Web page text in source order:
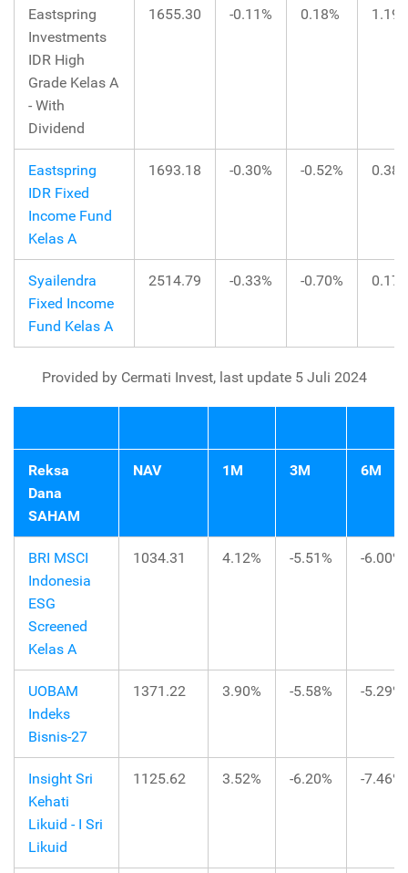
Eastspring
Investments
IDR High
Grade Kelas A
- With
Dividend
1655.30 -0.11% 0.18%
Eastspring
IDR Fixed
Income Fund
Kelas A
1693.18 -0.30% -0.52%
Syailendra
Fixed Income
Fund Kelas A
2514.79 -0.33% -0.70%
Provided by Cermati Invest, last update 5 Juli 2024
Reksa
Dana
SAHAM
NAV 1M 3M 6M
BRI MSCI
Indonesia
ESG
Screened
Kelas A
1034.31 4.12% -5.51% -6.00%
UOBAM
Indeks
Bisnis-27
1371.22 3.90% -5.58% -5.29%
Insight Sri
Kehati
Likuid - I Sri
Likuid
1125.62 3.52% -6.20% -7.46%